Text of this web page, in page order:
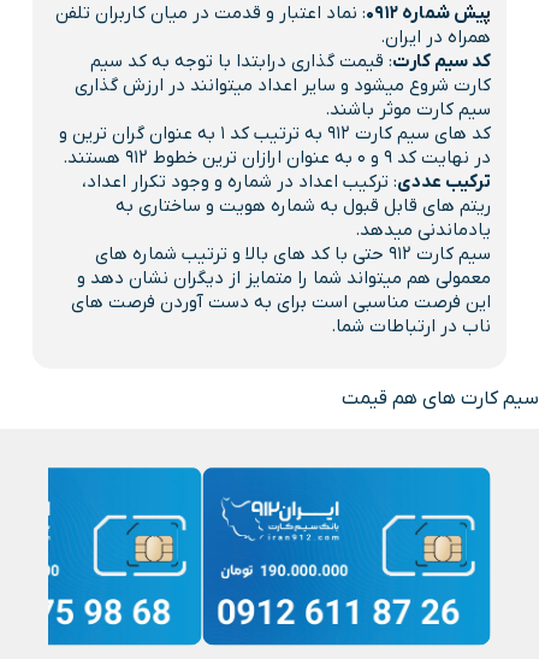
پیش شماره 0912
: نماد اعتبار و قدمت در میان کاربران تلفن
همراه در ایران.
کد سیم کارت: قیمت گذاری درابتدا با توجه به کد سیم
کارت شروع میشود و سایر اعداد میتوانند در ارزش گذاری
سیم کارت موثر باشند.
کد های سیم کارت 912 به ترتیب کد 1 به عنوان گران ترین و
در نهایت کد 9 و 0 به عنوان ارازان ترین خطوط 912 هستند.
ترکیب عددی: ترکیب اعداد در شماره و وجود تکرار اعداد،
ریتم های قابل قبول به شماره هویت و ساختاری به
یادماندنی میدهد.
سیم کارت 912 حتی با کد های بالا و ترتیب شماره های
معمولی هم میتواند شما را متمایز از دیگران نشان دهد و
این فرصت مناسبی است برای به دست آوردن فرصت های
ناب در ارتباطات شما.
سیم کارت های هم قیمت